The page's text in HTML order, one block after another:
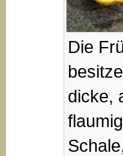
Die
dicke,